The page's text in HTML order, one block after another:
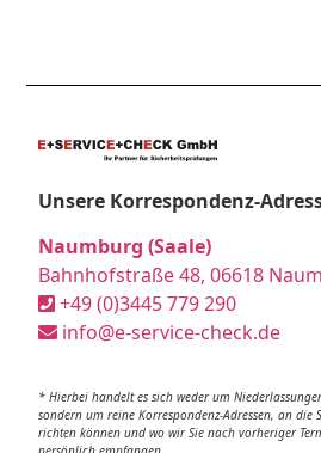
Unsere Korrespondenz-
Naumburg (Saale)
Bahnhofstraße 48, 06618
+49 (0)3445 779 290
info@e-service-check.de
* Hierbei handelt es sich weder um
sondern um reine Korrespondenz-Adressen, an die
richten können und wo wir Sie nach vorheriger